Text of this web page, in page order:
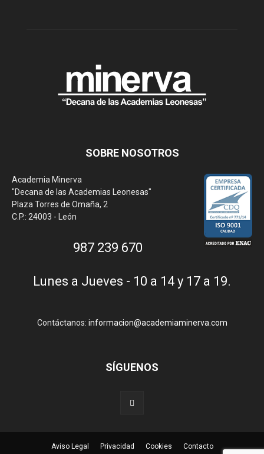
SOBRE NOSOTROS
Academia Minerva
"Decana de las Academias Leonesas"
Plaza Torres de Omaña, 2
C.P.: 24003 - León
987 239 670
Lunes a Jueves - 10 a 14 y 17 a 19.
Contáctanos: informacion@academiaminerva.com
SÍGUENOS
Aviso Legal Privacidad Cookies Contacto